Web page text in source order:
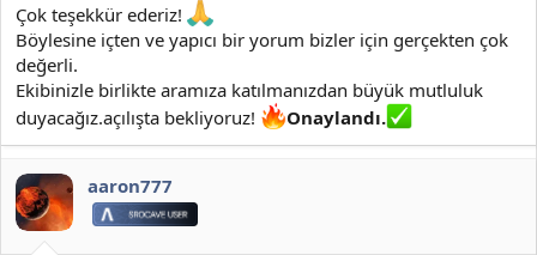
Çok teşekkür ederiz!
Böylesine içten ve yapıcı bir yorum bizler için gerçekten çok
değerli.
Ekibinizle birlikte aramıza katılmanızdan büyük mutluluk
duyacağız.açılışta bekliyoruz!
Onaylandı.
aaron777